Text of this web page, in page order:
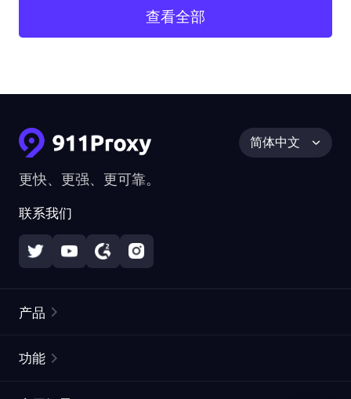
查看全部
更快、更强、更可靠。
联系我们
简体中文
产品
功能